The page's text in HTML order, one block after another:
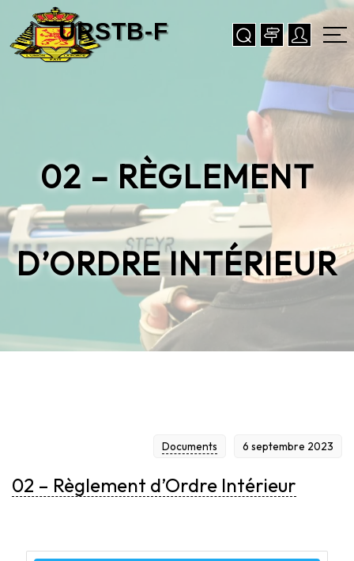
02 – RÈGLEMENT
D’ORDRE INTÉRIEUR
6 septembre 2023
Documents
02 – Règlement d’Ordre Intérieur